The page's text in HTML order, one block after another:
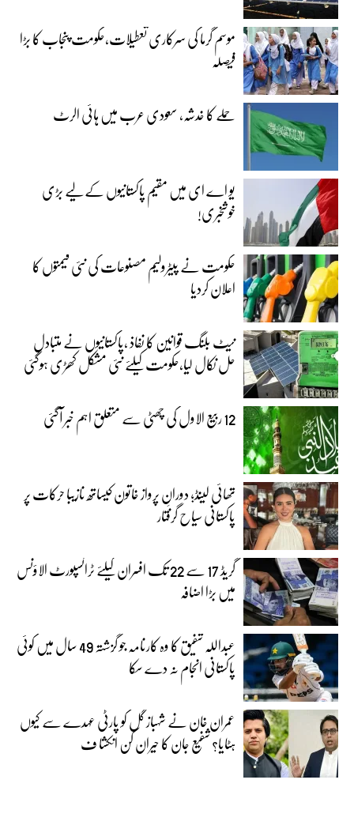
موسم گرما کی سرکاری تعطیلات،حکومت پنجاب کا بڑا
فیصلہ
حملے کا خدشہ، سعودی عرب میں ہائی الرٹ
یو اے ای میں مقیم پاکستانیوں کے لیے بڑی
خوشخبری!
حکومت نے پیٹرولیم مصنوعات کی نئی قیمتوں کا
اعلان کردیا
نیٹ بلنگ قوانین کا نفاذ ،پاکستانیوں نے متبادل
حل نکال لیا،حکومت کیلئے نئی مشکل کھڑی ہوگئی
12 ربیع الاول کی چھٹی سے متعلق اہم خبر آگئی
تھائی لینڈ؛ دورانِ پرواز خاتون کیساتھ نازیبا حرکات پر
پاکستانی سیاح گرفتار
گریڈ 17 سے 22 تک افسران کیلئے ٹرانسپورٹ الاؤنس
میں بڑا اضافہ
عبداللہ شفیق کا وہ کارنامہ جو گزشتہ 49 سال میں کوئی
پاکستانی انجام نہ دے سکا
عمران خان نے شہباز گل کو پارٹی عہدے سے کیوں
ہٹایا؟ شفیع جان کا حیران کن انکشا ف